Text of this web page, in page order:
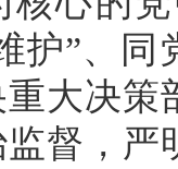
护”、
大决策
督，严